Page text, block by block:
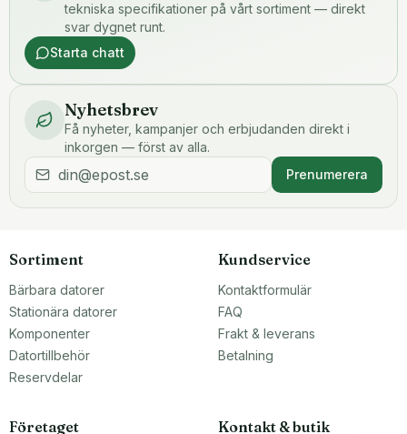
tekniska specifikationer på vårt sortiment — direkt
svar dygnet runt.
Starta chatt
Nyhetsbrev
Få nyheter, kampanjer och erbjudanden direkt i
inkorgen — först av alla.
Prenumerera
Sortiment
Bärbara datorer
Stationära datorer
Komponenter
Datortillbehör
Reservdelar
Kundservice
Kontaktformulär
FAQ
Frakt & leverans
Betalning
Företaget Kontakt & butik